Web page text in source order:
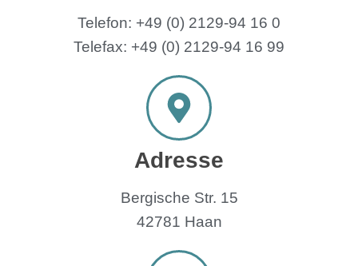
Telefon: +49 (0) 2129-94 16 0
Telefax: +49 (0) 2129-94 16 99
Adresse
Bergische Str. 15
42781 Haan